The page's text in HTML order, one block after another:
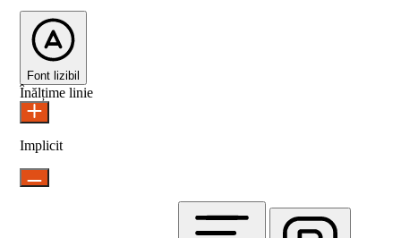
Font lizibil
Înălțime linie
Implicit